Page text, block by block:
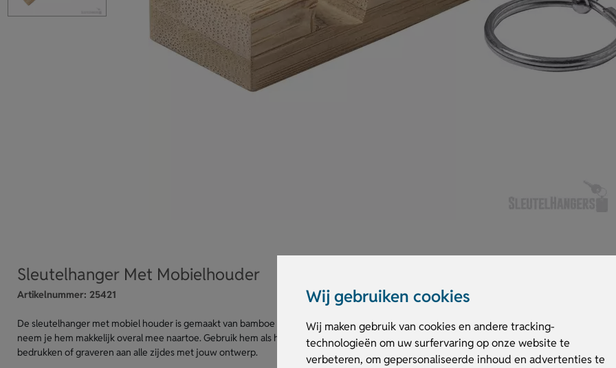
Wij gebruiken cookies
Wij maken gebruik van cookies en andere tracking-
technologieën om uw surfervaring op onze website te
verbeteren, om gepersonaliseerde inhoud en advertenties te
Sleutelhanger Met Mobielhouder
Artikelnummer: 25421
De sleutelhanger met mobiel houder is gemaakt van bamboe en voorzien van een stevige metalen ring. Door het compacte formaat van
neem je hem makkelijk overal mee naartoe. Gebruik hem als houder voor je telefoon, waar je ook bent. Laat de sleutelhanger met mobiel
bedrukken of graveren aan alle zijdes met jouw ontwerp.